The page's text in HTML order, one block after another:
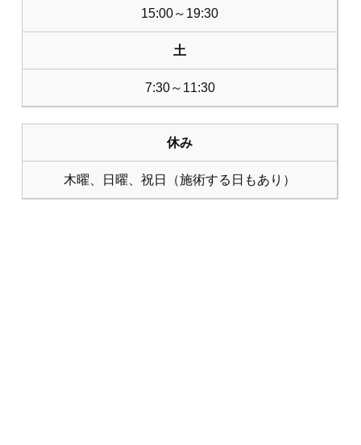
15:00～19:30
土
7:30～11:30
休み
木曜、日曜、祝日（施術する日もあり）